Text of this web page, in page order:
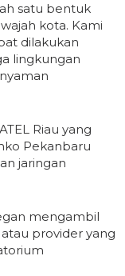
satu bentuk
kota. Kami
dilakukan
lingkungan
Riau yang
Pekanbaru
jaringan
mengambil
provider yang